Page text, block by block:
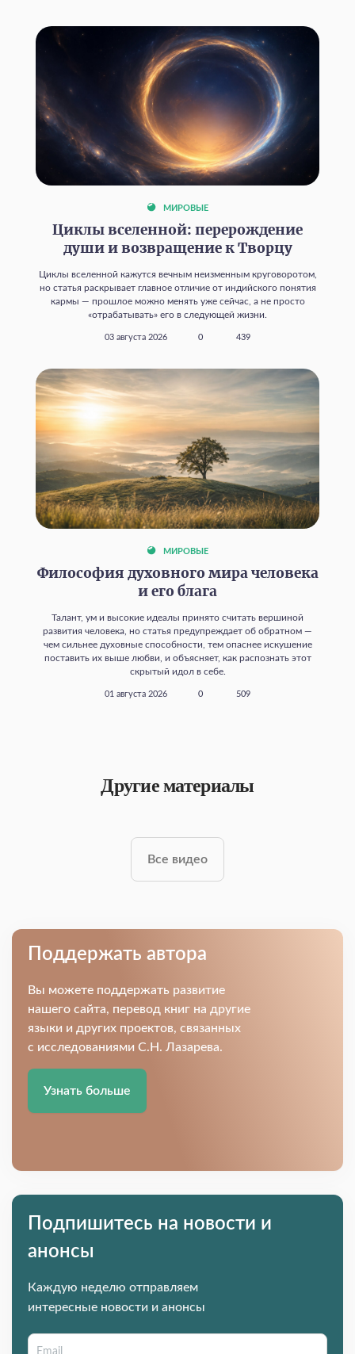
МИРОВЫЕ
Циклы вселенной: перерождение
души и возвращение к Творцу
Циклы вселенной кажутся вечным неизменным круговоротом,
но статья раскрывает главное отличие от индийского понятия
кармы — прошлое можно менять уже сейчас, а не просто
«отрабатывать» его в следующей жизни.
03 августа 2026 0 439
МИРОВЫЕ
Философия духовного мира человека
и его блага
Талант, ум и высокие идеалы принято считать вершиной
развития человека, но статья предупреждает об обратном —
чем сильнее духовные способности, тем опаснее искушение
поставить их выше любви, и объясняет, как распознать этот
скрытый идол в себе.
01 августа 2026 0 509
Другие материалы
Все видео
Поддержать автора
Вы можете поддержать развитие
нашего сайта, перевод книг на другие
языки и других проектов, связанных
с исследованиями С.Н. Лазарева.
Узнать больше
Подпишитесь на новости и
анонсы
Каждую неделю отправляем
интересные новости и анонсы